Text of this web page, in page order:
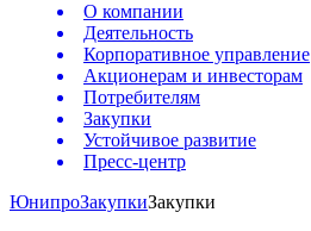
О компании
Деятельность
Корпоративное управление
Акционерам и инвесторам
Потребителям
Закупки
Устойчивое развитие
Пресс-центр
ЮнипроЗакупкиЗакупки